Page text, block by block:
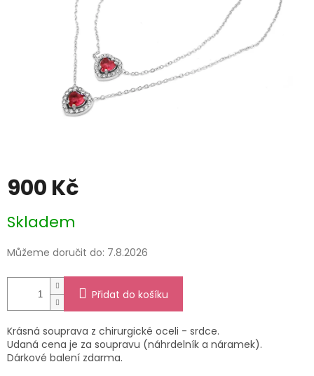
900 Kč
cena:
Skladem
Můžeme doručit do: 7.8.2026
Přidat do košíku
Krásná souprava z chirurgické oceli - srdce.
Udaná cena je za soupravu (náhrdelník a náramek).
Dárkové balení zdarma.